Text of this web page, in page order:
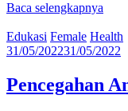
Baca selengkapnya
Edukasi Female Health
31/05/202231/05/2022
Pencegahan